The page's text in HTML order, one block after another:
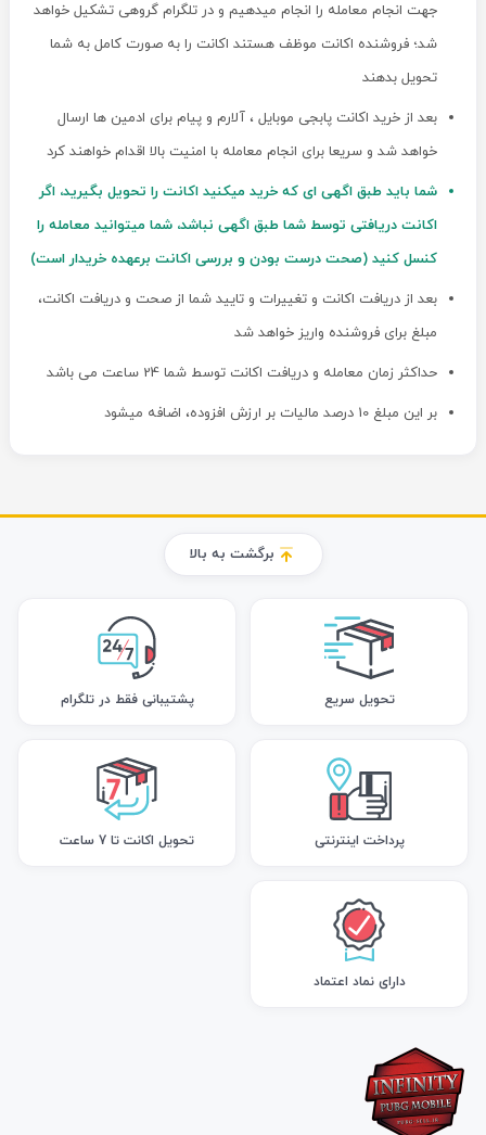
جهت انجام معامله را انجام میدهیم و در تلگرام گروهی تشکیل خواهد
شد؛ فروشنده اکانت موظف هستند اکانت را به صورت کامل به شما
تحویل بدهند
بعد از خرید اکانت پابجی موبایل ، آلارم و پیام برای ادمین ها ارسال
خواهد شد و سریعا برای انجام معامله با امنیت بالا اقدام خواهند کرد
شما باید طبق اگهی ای که خرید میکنید اکانت را تحویل بگیرید، اگر
اکانت دریافتی توسط شما طبق اگهی نباشد، شما میتوانید معامله را
کنسل کنید (صحت درست بودن و بررسی اکانت برعهده خریدار است)
بعد از دریافت اکانت و تغییرات و تایید شما از صحت و دریافت اکانت،
مبلغ برای فروشنده واریز خواهد شد
حداکثر زمان معامله و دریافت اکانت توسط شما 24 ساعت می باشد
بر این مبلغ 10 درصد مالیات بر ارزش افزوده، اضافه میشود
برگشت به بالا
تحویل سریع پشتیبانی فقط در تلگرام
پرداخت اینترنتی تحویل اکانت تا 7 ساعت
دارای نماد اعتماد